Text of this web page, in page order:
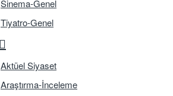
Sinema-Genel
Tiyatro-Genel
Aktüel Siyaset
Araştırma-İnceleme